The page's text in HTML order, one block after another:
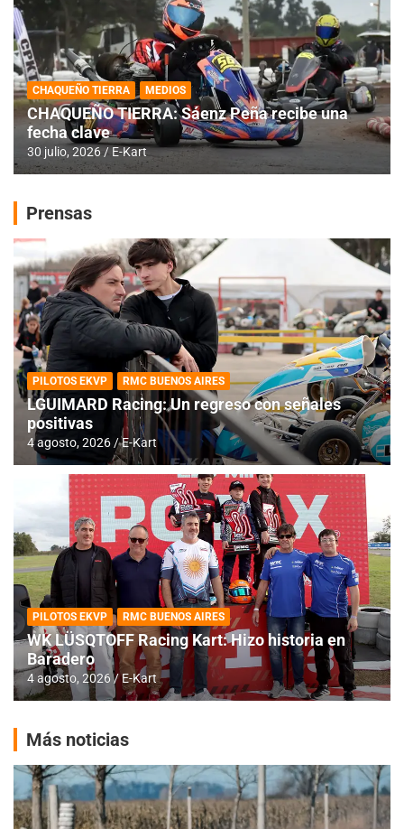
CHAQUEÑO TIERRA MEDIOS
CHAQUEÑO TIERRA: Sáenz Peña recibe una
fecha clave
30 julio, 2026 E-Kart
Prensas
PILOTOS EKVP RMC BUENOS AIRES
LGUIMARD Racing: Un regreso con señales
positivas
4 agosto, 2026 E-Kart
PILOTOS EKVP RMC BUENOS AIRES
WK LÜSQTOFF Racing Kart: Hizo historia en
Baradero
4 agosto, 2026 E-Kart
Más noticias